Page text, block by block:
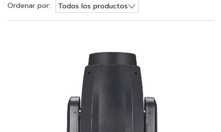
Ordenar por: Todos los productos